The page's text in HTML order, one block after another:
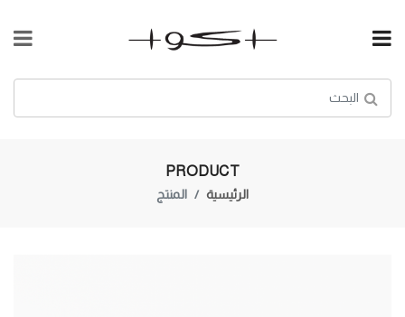
PRODUCT
الرئيسية المنتج